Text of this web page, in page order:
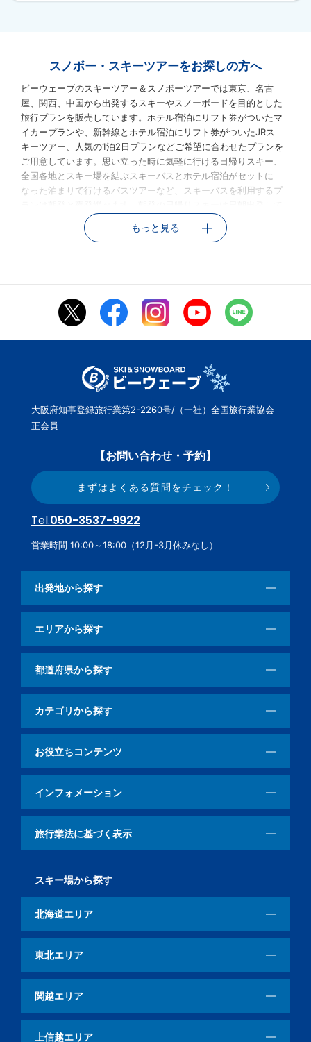
スノボー・スキーツアーをお探しの方へ
ビーウェーブのスキーツアー＆スノボーツアーでは東京、名古
屋、関西、中国から出発するスキーやスノーボードを目的とした
旅行プランを販売しています。ホテル宿泊にリフト券がついたマ
イカープランや、新幹線とホテル宿泊にリフト券がついたJRス
キーツアー、人気の1泊2日プランなどご希望に合わせたプランを
ご用意しています。思い立った時に気軽に行ける日帰りスキー、
全国各地とスキー場を結ぶスキーバスとホテル宿泊がセットに
なった泊まりで行けるバスツアーなど、スキーバスを利用するプ
その日のうちに帰宅できる便利さが人気の理由です。夜行バスは
スキーバスの中で眠っている間に現地に到着。時間の有効利用が
人気の日帰りスキーツアーのために「空席状況一覧」が新たに登
場。週末や年末年始の人気の日程もスムーズに予約できて、空席
また、ビーウェーブでは白馬五竜、栂池高原、竜王、野沢、苗
場、上越国際などのスキー場へ行くプランがもりだくさん。プラ
ンを選ぶときはスキー場ガイドでコース数やリフト数をチェッ
ク。そして注目は各スキー場の各コースを滑った動画を掲載して
いること。実際に行ったことがなくても、自分に合ったスキー場
ツアーの宿泊先へ行って動画を交えてレポートする、動画＆レ
などを感じてもらえるように掲載しています。「年末の家族
（ファミリー）旅行はどこに行こうかな」「卒業旅行はどこにす
情報をお客様にお伝えする、ビーウェーブのサイトをチェックし
てくださいね。
もっと見る
大阪府知事登録旅行業第2-2260号/（一社）全国旅行業協会
正会員
【お問い合わせ・予約】
まずはよくある質問をチェック！
Tel.050-3537-9922
営業時間 10:00～18:00（12月-3月休みなし）
出発地から探す
エリアから探す
都道府県から探す
カテゴリから探す
お役立ちコンテンツ
インフォメーション
旅行業法に基づく表示
スキー場から探す
北海道エリア
東北エリア
関越エリア
上信越エリア